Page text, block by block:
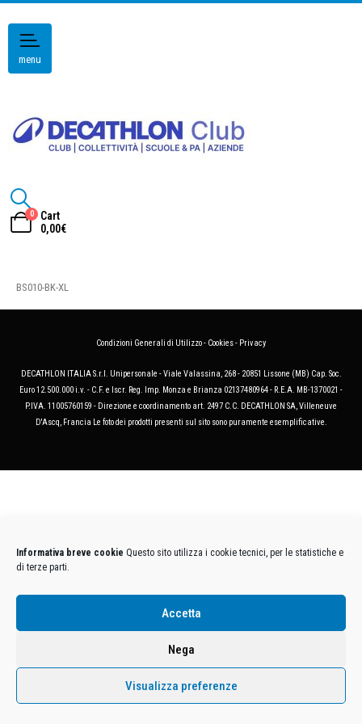
Informativa breve cookie Questo sito utilizza i cookie tecnici, per le statistiche e
di terze parti.
Accetta
Nega
Visualizza preferenze
menu
0
Cart
0,00€
BS010-BK-XL
Condizioni Generali di Utilizzo- Cookies- Privacy
DECATHLON ITALIA S.r.l. Unipersonale - Viale Valassina, 268 - 20851 Lissone (MB) Cap. Soc.
Euro 12.500.000 i.v. - C.F. e Iscr. Reg. Imp. Monza e Brianza 02137480964 - R.E.A. MB-1370021 -
P.IVA. 11005760159 - Direzione e coordinamento art. 2497 C.C. DECATHLON SA, Villeneuve
D'Ascq, Francia Le foto dei prodotti presenti sul sito sono puramente esemplificative.